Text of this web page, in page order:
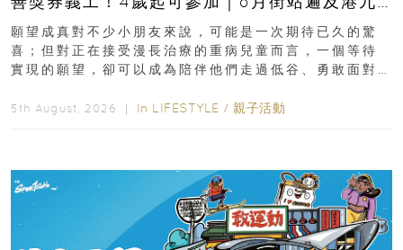
新界
願望成真對不少小朋友來說，可能是一次期待已久的驚
喜；但對正在接受漫長治療的重病兒童而言，一個等待
實現的願望，卻可以成為陪伴他們走過低谷、勇敢面對
5th August, 2026 ｜ In LIFESTYLE / 親子活動